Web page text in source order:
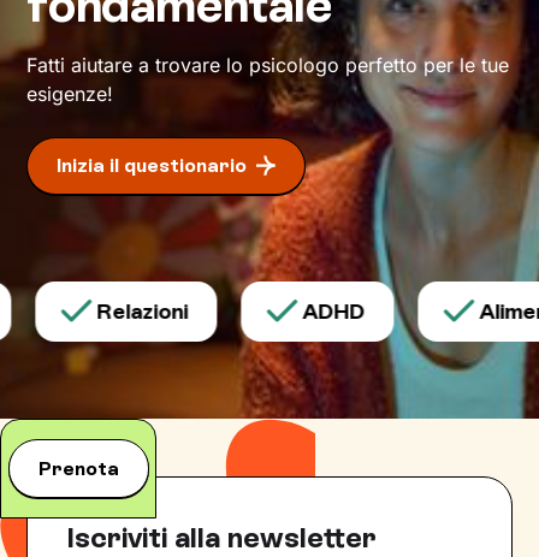
esprimerti con modalità
nuove.
Fatti aiutare a trovare lo psicologo perfetto per le tue
esigenze!
Inizia il questionario
Relazioni ADHD
Prenota
Iscriviti alla newsletter